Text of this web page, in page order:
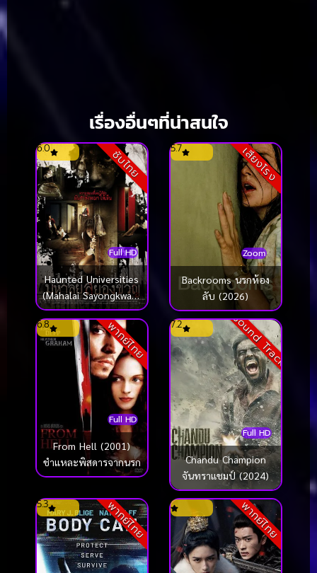
เรื่องอื่นๆที่น่าสนใจ
ซับไทย
Full HD
6.0
Haunted Universities
(Mahalai Sayongkwan)
(2009) มหาลัยสยอง
ขวัญ
เสียงโรง
Zoom
5.7
Backrooms นรกห้อง
ลับ (2026)
พากย์ไทย
Full HD
6.8
From Hell (2001)
ชำแหละพิสดารจากนรก
Sound Track
Full HD
7.2
Chandu Champion
จันทราแชมป์ (2024)
พากย์ไทย
5.3 พากย์ไทย